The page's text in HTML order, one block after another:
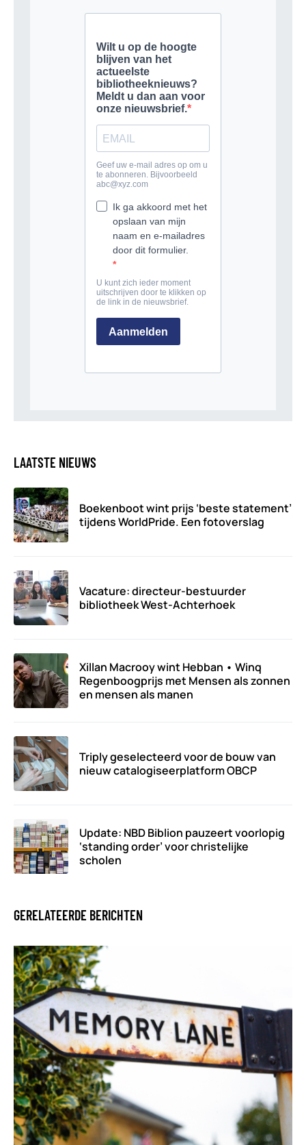
LAATSTE NIEUWS
Boekenboot wint prijs ‘beste statement’
tijdens WorldPride. Een fotoverslag
Vacature: directeur-bestuurder
bibliotheek West-Achterhoek
Xillan Macrooy wint Hebban • Winq
Regenboogprijs met Mensen als zonnen
en mensen als manen
Triply geselecteerd voor de bouw van
nieuw catalogiseerplatform OBCP
Update: NBD Biblion pauzeert voorlopig
‘standing order’ voor christelijke
scholen
GERELATEERDE BERICHTEN